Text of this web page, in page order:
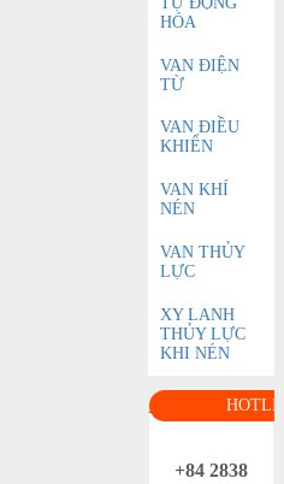
HÓA
VAN ĐIỆN
TỪ
VAN ĐIỀU
KHIỂN
VAN KHÍ
NÉN
VAN THỦY
LỰC
XY LANH
THỦY LỰC
KHI NÉN
+84 2838